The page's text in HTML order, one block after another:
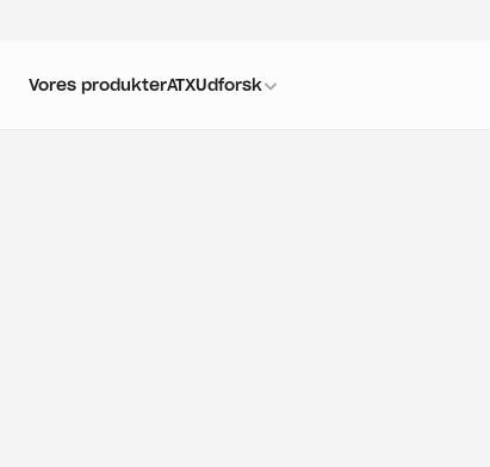
Vores produkterATXUdforsk